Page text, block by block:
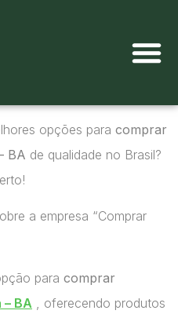
opções para comprar
BA de qualidade no Brasil?
a empresa “Comprar
para comprar
BA , oferecendo produtos